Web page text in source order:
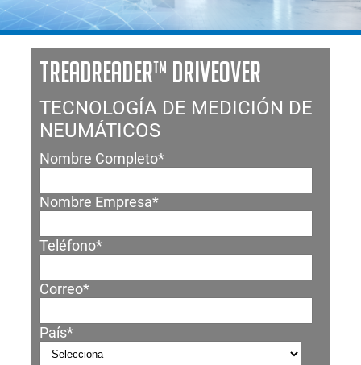
TREADREADER™ DRIVEOVER
TECNOLOGÍA DE MEDICIÓN DE
NEUMÁTICOS
Nombre Completo*
Nombre Empresa*
Teléfono*
Correo*
País*